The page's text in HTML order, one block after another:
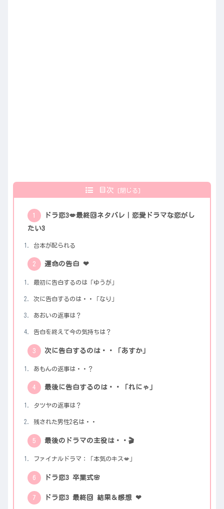
目次
ドラ恋3💋最終回ネタバレ｜恋愛ドラマな恋がし
たい3
台本が配られる
運命の告白 ❤︎
最初に告白するのは「ゆうが」
次に告白するのは・・「なり」
あおいの返事は？
告白を終えて今の気持ちは？
次に告白するのは・・「あすか」
あもんの返事は・・？
最後に告白するのは・・「れにゃ」
タツヤの返事は？
残された男性2名は・・
最後のドラマの主役は・・🎬
ファイナルドラマ：「本気のキス💋」
ドラ恋3 卒業式🌸
ドラ恋3 最終回 結果＆感想 ❤︎